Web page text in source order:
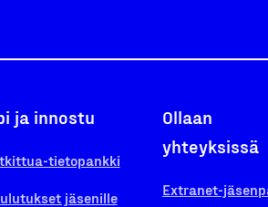
ja innostu
tietopankki
jäsenille
Ollaan
yhteyksissä
Extranet-